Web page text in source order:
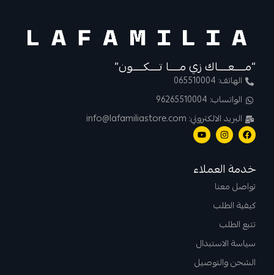
“مــــعــــاك زي مــــا تــــكــــون”
الهاتف: 065510004
الواتساب: 96265510004
البريد الالكتروني: info@lafamiliastore.com
خدمة العملاء
تواصل معنا
كيفية الطلب
تتبع الطلب
سياسة الاستبدال
الشحن والتوصيل